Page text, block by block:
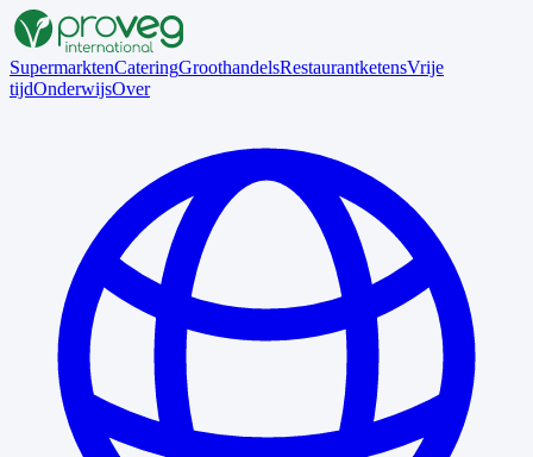
SupermarktenCateringGroothandelsRestaurantketensVrije
tijdOnderwijsOver